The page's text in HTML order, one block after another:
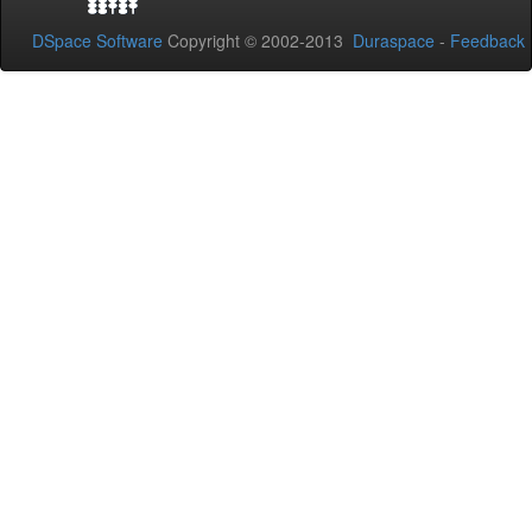
DSpace Software Copyright © 2002-2013 Duraspace - Feedback